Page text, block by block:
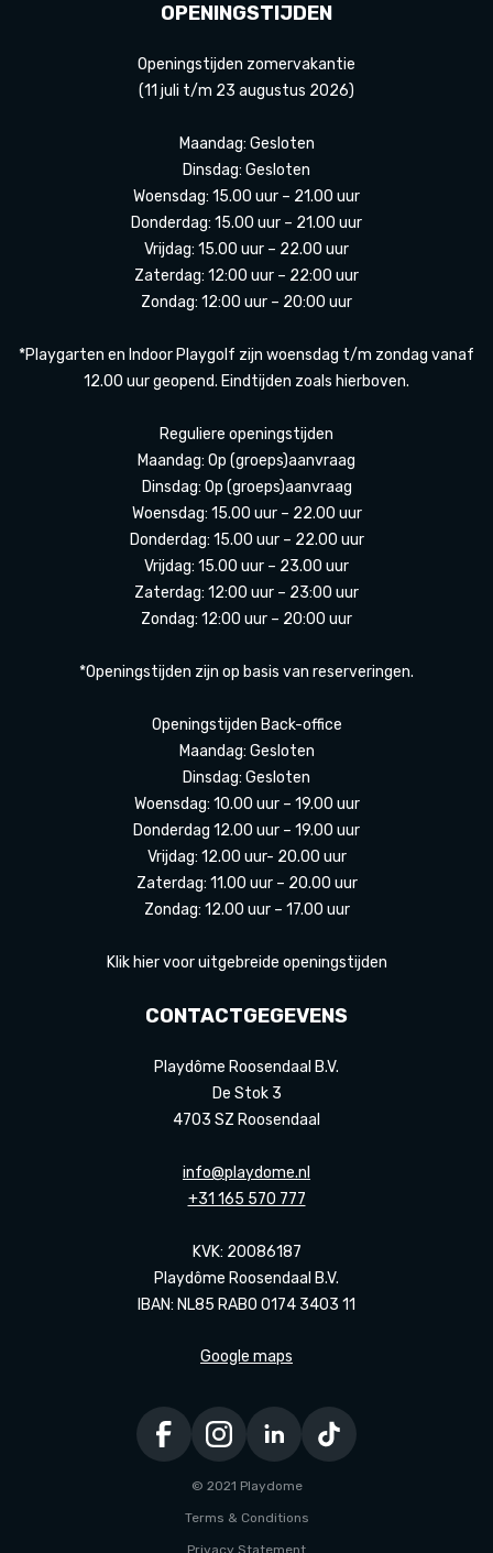
OPENINGSTIJDEN
Openingstijden zomervakantie
(11 juli t/m 23 augustus 2026)
Maandag: Gesloten
Dinsdag: Gesloten
Woensdag: 15.00 uur – 21.00 uur
Donderdag: 15.00 uur – 21.00 uur
Vrijdag: 15.00 uur – 22.00 uur
Zaterdag: 12:00 uur – 22:00 uur
Zondag: 12:00 uur – 20:00 uur
*Playgarten en Indoor Playgolf zijn woensdag t/m zondag vanaf
12.00 uur geopend. Eindtijden zoals hierboven.
Reguliere openingstijden
Maandag: Op (groeps)aanvraag
Dinsdag: Op (groeps)aanvraag
Woensdag: 15.00 uur – 22.00 uur
Donderdag: 15.00 uur – 22.00 uur
Vrijdag: 15.00 uur – 23.00 uur
Zaterdag: 12:00 uur – 23:00 uur
Zondag: 12:00 uur – 20:00 uur
*Openingstijden zijn op basis van reserveringen.
Openingstijden Back-office
Maandag: Gesloten
Dinsdag: Gesloten
Woensdag: 10.00 uur – 19.00 uur
Donderdag 12.00 uur – 19.00 uur
Vrijdag: 12.00 uur- 20.00 uur
Zaterdag: 11.00 uur – 20.00 uur
Zondag: 12.00 uur – 17.00 uur
Klik hier voor uitgebreide openingstijden
CONTACTGEGEVENS
Playdôme Roosendaal B.V.
De Stok 3
4703 SZ Roosendaal
info@playdome.nl
+31 165 570 777
KVK: 20086187
Playdôme Roosendaal B.V.
IBAN: NL85 RABO 0174 3403 11
Google maps
© 2021 Playdome
Terms & Conditions